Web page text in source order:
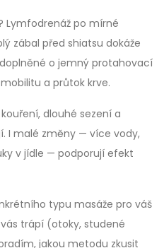
po mírné
zábal před shiatsu dokáže
o jemný protahovací
a průtok krve.
dlouhé sezení a
I malé změny — více vody,
v jídle — podporují efekt
typu masáže pro váš
trápí (otoky, studené
jakou metodu zkusit